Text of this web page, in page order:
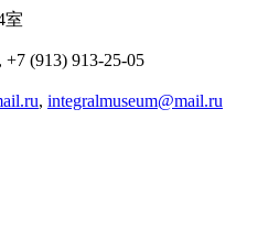
室
(913) 913-25-05
, integralmuseum@mail.ru